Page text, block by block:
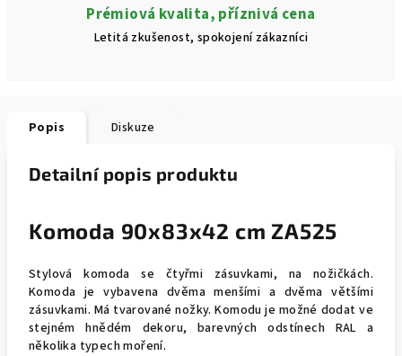
Prémiová kvalita, příznivá cena
Letitá zkušenost, spokojení zákazníci
Popis Diskuze
Detailní popis produktu
Komoda 90x83x42 cm ZA525
Stylová komoda se čtyřmi zásuvkami, na nožičkách.
Komoda je vybavena dvěma menšími a dvěma většími
zásuvkami. Má tvarované nožky. Komodu je možné dodat ve
stejném hnědém dekoru, barevných odstínech RAL a
několika typech moření.